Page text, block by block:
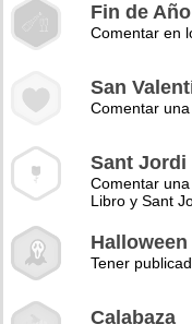
Fin de Año
Comentar en
San
Comentar
Sant Jordi
Comentar
Libro y Sant
Halloween
Tener
Calabaza